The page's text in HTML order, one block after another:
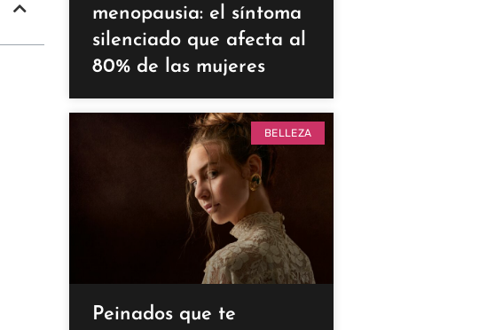
menopausia: el síntoma
silenciado que afecta al
80% de las mujeres
BELLEZA
Peinados que te